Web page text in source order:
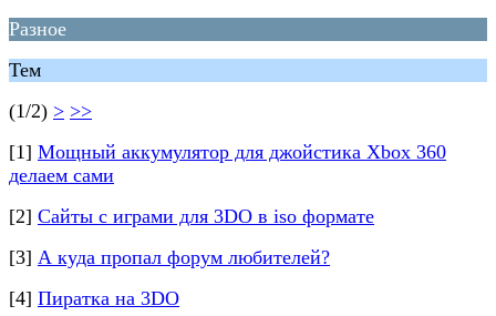
Разное
Тем
(1/2) > >>
[1] Мощный аккумулятор для джойстика Xbox 360
делаем сами
[2] Сайты с играми для 3DO в iso формате
[3] А куда пропал форум любителей?
[4] Пиратка на 3DO